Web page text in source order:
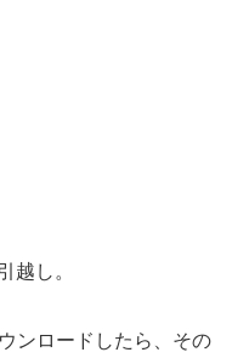
越し。
ンロードしたら、その